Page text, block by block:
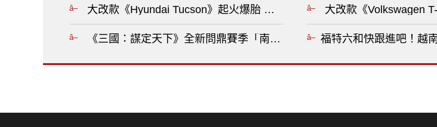
大改款《Hyundai Tucson》起火爆胎 中控布局意外曝光?
《三國：謀定天下》全新問鼎賽季「南郡烽起」8月8日開啟！S1煥新服及
大改款《Volkswagen
福特六和快跟進吧！越